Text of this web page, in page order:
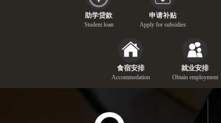
助学贷款
Student loan
申请补贴
Apply for subsidies
食宿安排
Accommodation
就业安排
Obtain employment